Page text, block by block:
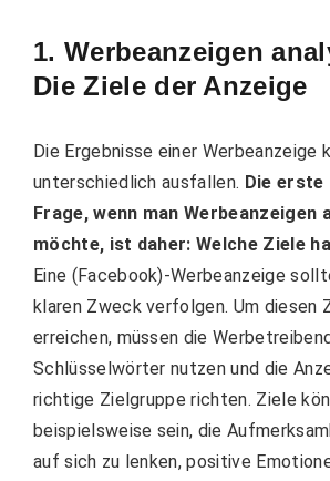
1. Werbeanzeigen
Die Ziele der Anzeige
Die Ergebnisse einer Werbeanzeige
unterschiedlich ausfallen. Die
Frage, wenn man Werbeanzeigen
möchte, ist daher: Welche Ziele
Eine (Facebook)-Werbeanzeige
klaren Zweck verfolgen. Um diesen
erreichen, müssen die
Schlüsselwörter nutzen und die
richtige Zielgruppe richten. Ziele
beispielsweise sein, die
auf sich zu lenken, positive